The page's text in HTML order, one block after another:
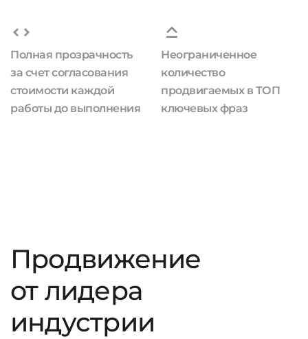
Полная прозрачность
за счет согласования
стоимости каждой
работы до выполнения
Неограниченное
количество
продвигаемых в ТОП
ключевых фраз
Продвижение
от лидера
индустрии